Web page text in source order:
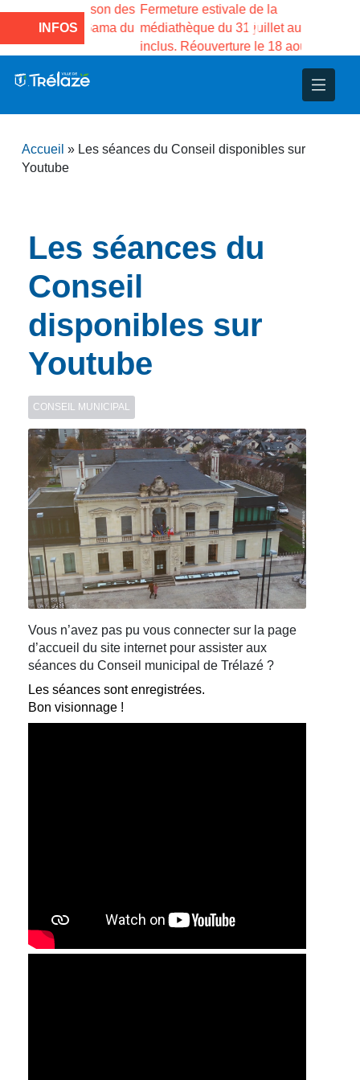
INFOS
la Maison des
de Gama du
Fermeture estivale de la
médiathèque du 31 juillet au 17 août
inclus. Réouverture le 18 août à 16h
et d’animations
Projets
– Jumelage
Accueil » Les séances du Conseil disponibles sur
Youtube
Les séances du
Conseil
disponibles sur
Youtube
CONSEIL MUNICIPAL
Vous n’avez pas pu vous connecter sur la page
d’accueil du site internet pour assister aux
séances du Conseil municipal de Trélazé ?
Les séances sont enregistrées.
Bon visionnage !